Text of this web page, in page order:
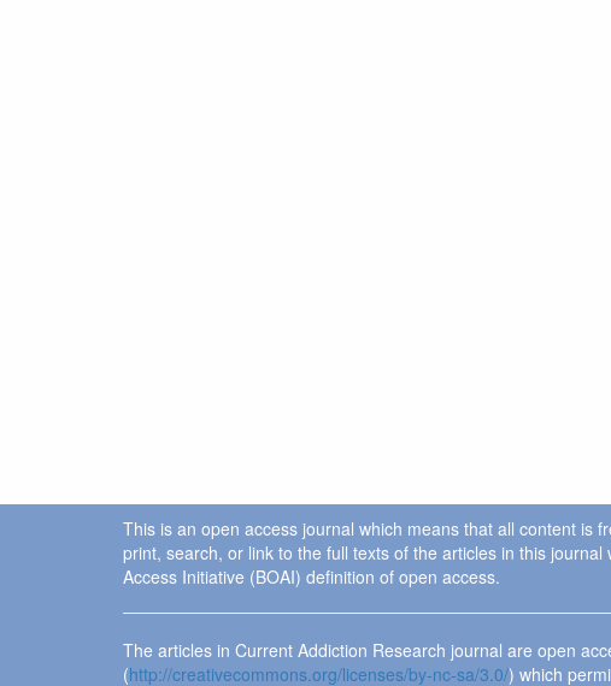
This is an open access journal which means that all content is
print, search, or link to the full texts of the articles in this
Access Initiative (BOAI) definition of open access.
The articles in Current Addiction Research journal are open
(http://creativecommons.org/licenses/by-nc-sa/3.0/) which